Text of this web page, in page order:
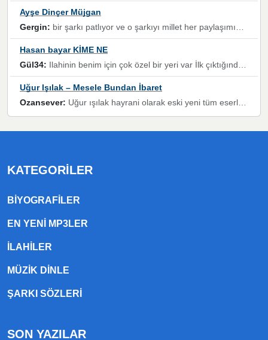
Ayşe Dinçer Müjgan
Gergin: bir şarkı patlıyor ve o şarkıyı millet her paylaşımın altına koyuyor ve öyle bir durum hal alıyor ki şarkıyı dinlemeden şarkıdan bikıyorsun Ama bu enteresan bir şekilde dillere dolanıyor millet olarak seviyoruz dertlerle boğuşurken bir yandan da göbek atmayi))) diyeceklerim bu kadar güzel hoş bir sayfa emeğinize sağlık arkadaşlar kolay gelsin
Hasan bayar KİME NE
Gül34: Ilahinin benim için çok özel bir yeri var İlk çıktığında komşum ne kadar yüksek sesle dinliyorsa orada duymuştum ve YouTube'dan aratıp Bu ilahiyi bulmuştum ve sonra müdavimi oldum günlük Ben de 3-5 kere dinleyip ezberleyip artık ilahiye bende eşlik ediyorum yüksek sesle Allah razı olsun hizmet nimettir Rabbim sizin zahmetlerinize de hayırlı nimetler versin Selam ve dua ile Allah'a emanet olun
Uğur Işılak – Mesele Bundan İbaret
Ozansever: Uğur ışılak hayrani olarak eski yeni tüm eserlerini keyifle huzurla dinleyenlerden birisiyim, emeğine saygı duyan gönül veren bunu en güzel şekilde sevenlerine ulaştıran siz değerli sayfa yöneticilerine de teşekkür ederim
KATEGORILER
BIYOGRAFILER
EN YENI MP3LER
ILAHILER
MÜZIK DINLE
ŞARKI SÖZLERI
SON YAZILAR